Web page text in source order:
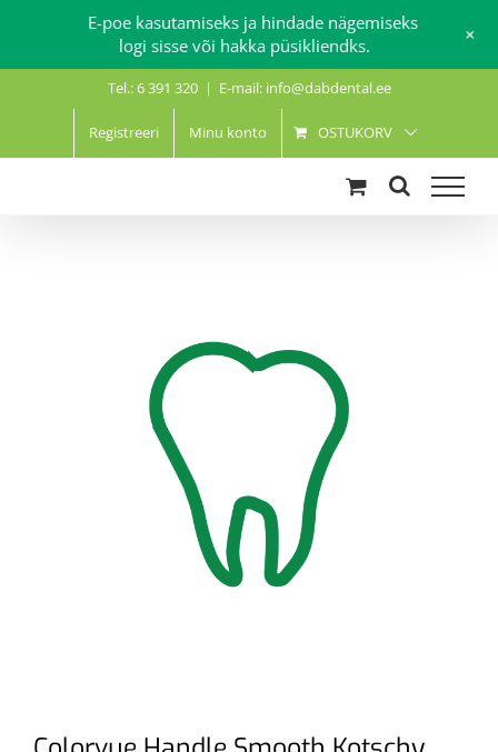
Tel.: 6 391 320 | E-mail: info@dabdental.ee
Registreeri Minu konto OSTUKORV
E-poe kasutamiseks ja hindade nägemiseks
logi sisse või hakka püsikliendks.
+